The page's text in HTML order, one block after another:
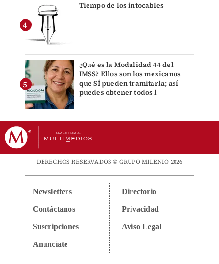
Tiempo de los intocables
¿Qué es la Modalidad 44 del
IMSS? Ellos son los mexicanos
que SÍ pueden tramitarla; así
puedes obtener todos l
DERECHOS RESERVADOS © GRUPO MILENIO 2026
Newsletters
Contáctanos
Suscripciones
Anúnciate
Directorio
Privacidad
Aviso Legal